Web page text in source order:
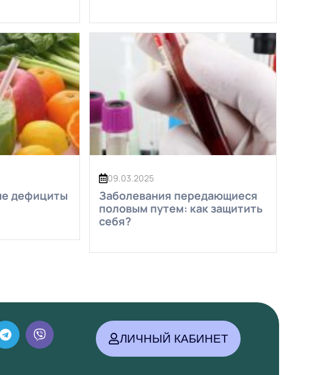
дефициты
09.03.2025
Заболевания передающиеся
половым путем: как защитить
себя?
ЛИЧНЫЙ КАБИНЕТ